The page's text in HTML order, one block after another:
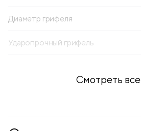
Диаметр грифеля
Ударопрочный грифель
Количество карандашей (ШТ)
Смотреть все